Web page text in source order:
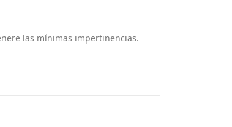
las mínimas impertinencias.